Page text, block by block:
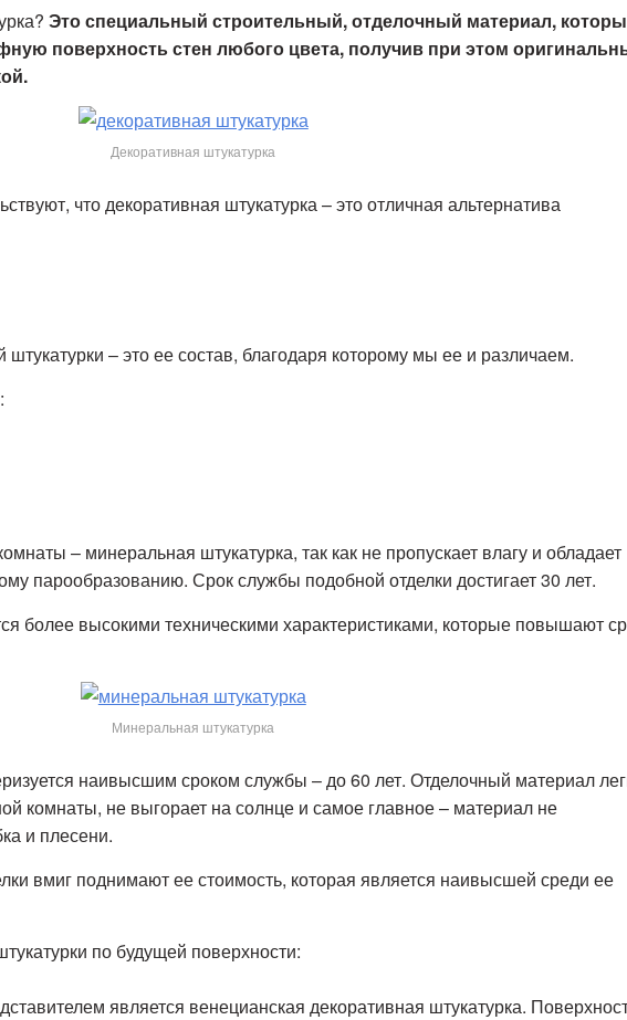
Это специальный строительный, отделочный материал,
поверхность стен любого цвета, получив при этом
Декоративная штукатурка
что декоративная штукатурка – это отличная альтернатива
– это ее состав, благодаря которому мы ее и различаем.
– минеральная штукатурка, так как не пропускает влагу и обладает
парообразованию. Срок службы подобной отделки достигает 30 лет.
более высокими техническими характеристиками, которые повышают
Минеральная штукатурка
наивысшим сроком службы – до 60 лет. Отделочный материал
комнаты, не выгорает на солнце и самое главное – материал не
и плесени.
вмиг поднимают ее стоимость, которая является наивысшей среди ее
по будущей поверхности:
является венецианская декоративная штукатурка.